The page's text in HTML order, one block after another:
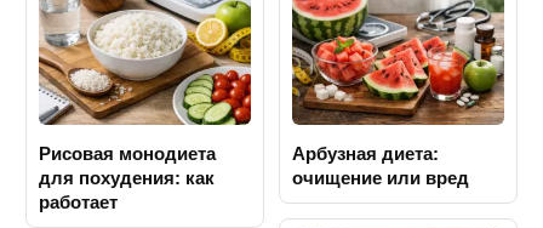
Рисовая монодиета
для похудения: как
работает
Арбузная диета:
очищение или вред